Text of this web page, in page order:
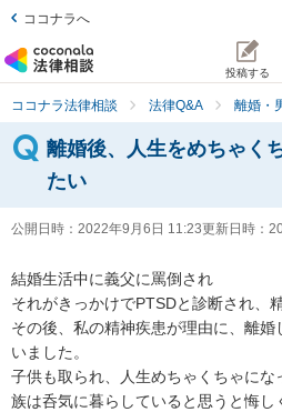
ココナラへ
投稿する
ココナラ法律相談 法律Q&A 離婚・
離婚後、人生をめちゃく
たい
公開日時： 2022年9月6日 11:23更新日時：
結婚生活中に義父に罵倒され
それがきっかけでPTSDと診断され、
その後、私の精神疾患が理由に、離婚
いました。
子供も取られ、人生めちゃくちゃに
族は呑気に暮らしていると思うと悔し